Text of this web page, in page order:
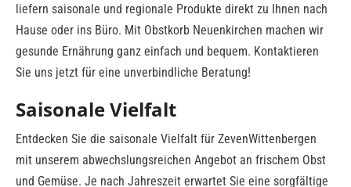
liefern saisonale und regionale Produkte direkt zu Ihnen nach
Hause oder ins Büro. Mit Obstkorb Neuenkirchen machen wir
gesunde Ernährung ganz einfach und bequem. Kontaktieren
Sie uns jetzt für eine unverbindliche Beratung!
Saisonale Vielfalt
Entdecken Sie die saisonale Vielfalt für ZevenWittenbergen
mit unserem abwechslungsreichen Angebot an frischem Obst
und Gemüse. Je nach Jahreszeit erwartet Sie eine sorgfältige